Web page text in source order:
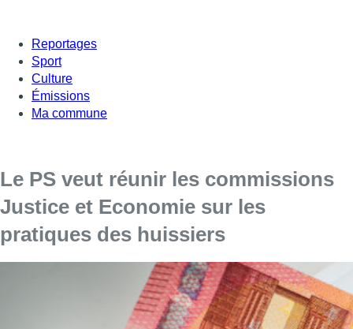
Reportages
Sport
Culture
Émissions
Ma commune
Le PS veut réunir les commissions
Justice et Economie sur les
pratiques des huissiers